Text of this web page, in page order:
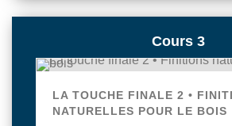
Cours 3
LA TOUCHE FINALE 2 •
NATURELLES POUR LE BOIS